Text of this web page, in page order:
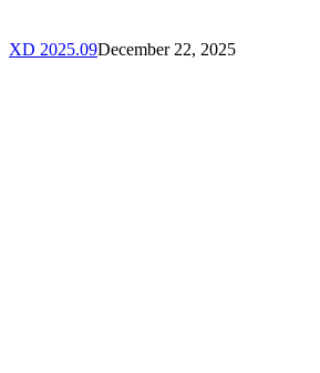
XD 2025.09December 22, 2025